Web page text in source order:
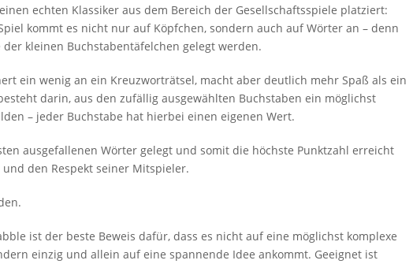
echten Klassiker aus dem Bereich der Gesellschaftsspiele platziert:
kommt es nicht nur auf Köpfchen, sondern auch auf Wörter an – denn
kleinen Buchstabentäfelchen gelegt werden.
ein wenig an ein Kreuzworträtsel, macht aber deutlich mehr Spaß als ein
darin, aus den zufällig ausgewählten Buchstaben ein möglichst
– jeder Buchstabe hat hierbei einen eigenen Wert.
ausgefallenen Wörter gelegt und somit die höchste Punktzahl erreicht
den Respekt seiner Mitspieler.
ist der beste Beweis dafür, dass es nicht auf eine möglichst komplexe
einzig und allein auf eine spannende Idee ankommt. Geeignet ist